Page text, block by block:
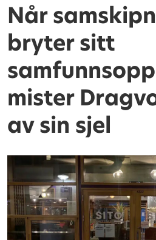
Når
bryter sitt
mister
av sin sjel